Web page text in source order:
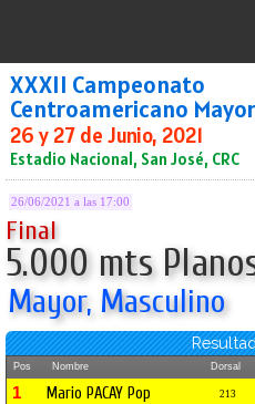
XXXII Campeonato
Centroamericano Mayor
26 y 27 de Junio, 2021
Estadio Nacional, San José, CRC
26/06/2021 a las 17:00
Final
5.000 mts
Mayor, Masculino
Pos Nombre Dorsal
1 Mario PACAY Pop 213